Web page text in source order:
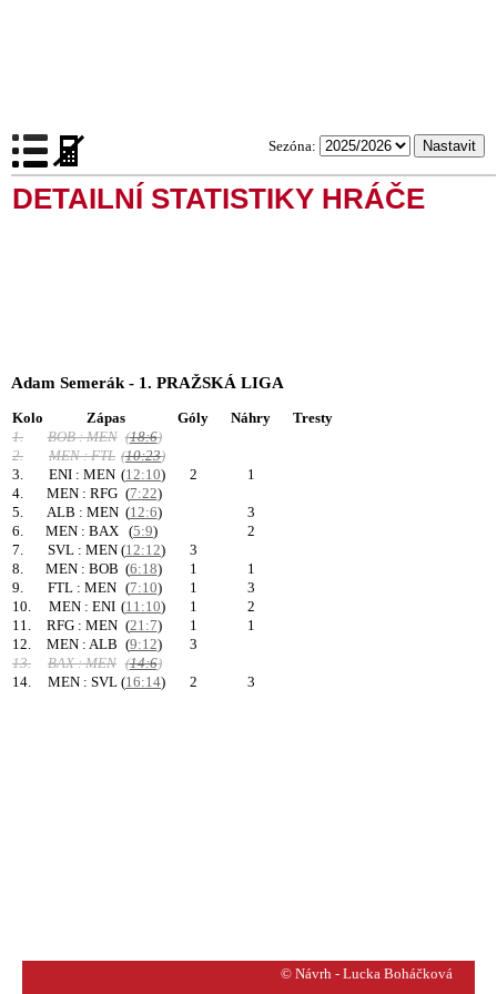
Sezóna:
DETAILNÍ STATISTIKY HRÁČE
Adam Semerák - 1. PRAŽSKÁ LIGA
Kolo Zápas Góly Náhry
Tresty
1.
BOB : MEN (18:6)
2.
MEN : FTL (10:23)
3.
ENI : MEN (12:10) 2
1
4.
MEN : RFG (7:22)
5.
ALB : MEN (12:6)
3
6.
MEN : BAX (5:9)
2
7.
SVL : MEN (12:12)
3
8.
MEN : BOB (6:18) 1
1
9.
FTL : MEN (7:10) 1
3
10.
MEN : ENI (11:10) 1
2
11.
RFG : MEN (21:7) 1
1
12.
MEN : ALB (9:12)
3
13.
BAX : MEN (14:6)
14.
MEN : SVL (16:14) 2 3
© Návrh - Lucka Boháčková